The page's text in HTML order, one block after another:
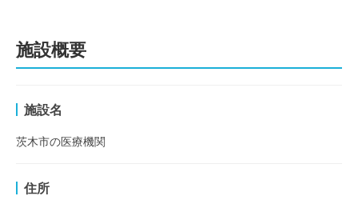
施設概要
施設名
茨木市の医療機関
住所